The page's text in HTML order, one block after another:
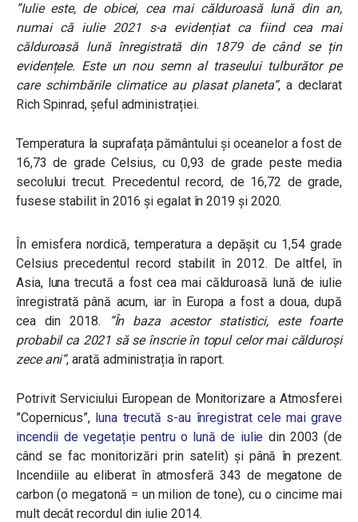
”Iulie este, de obicei, cea mai călduroasă lună din an,
numai că iulie 2021 s-a evidențiat ca fiind cea mai
călduroasă lună înregistrată din 1879 de când se țin
evidențele. Este un nou semn al traseului tulburător pe
care schimbările climatice au plasat planeta”,a declarat
Rich Spinrad, șeful administrației.
Temperatura la suprafața pământului și oceanelor a fost de
16,73 de grade Celsius, cu 0,93 de grade peste media
secolului trecut. Precedentul record, de 16,72 de grade,
fusese stabilit în 2016 și egalat în 2019 și 2020.
În emisfera nordică, temperatura a depășit cu 1,54 grade
Celsius precedentul record stabilit în 2012. De altfel, în
Asia, luna trecută a fost cea mai călduroasă lună de iulie
înregistrată până acum, iar în Europa a fost a doua, după
cea din 2018.
”În baza acestor statistici, este foarte
probabil ca 2021 să se înscrie în topul celor mai călduroși
zece ani”, arată administrația în raport.
Potrivit Serviciului European de Monitorizare a Atmosferei
”Copernicus”, luna trecută s-au înregistrat cele mai grave
incendii de vegetație pentru o lună de iulie din 2003 (de
când se fac monitorizări prin satelit) și până în prezent.
Incendiile au eliberat în atmosferă 343 de megatone de
carbon (o megatonă = un milion de tone), cu o cincime mai
mult decât recordul din iulie 2014.